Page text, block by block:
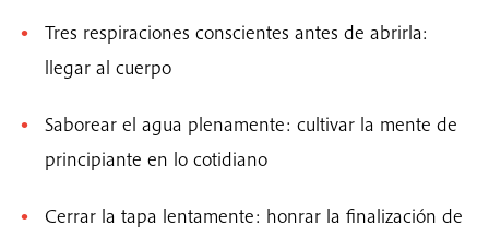
Tres respiraciones conscientes antes de abrirla:
llegar al cuerpo
Saborear el agua plenamente: cultivar la mente de
principiante en lo cotidiano
Cerrar la tapa lentamente: honrar la finalización de